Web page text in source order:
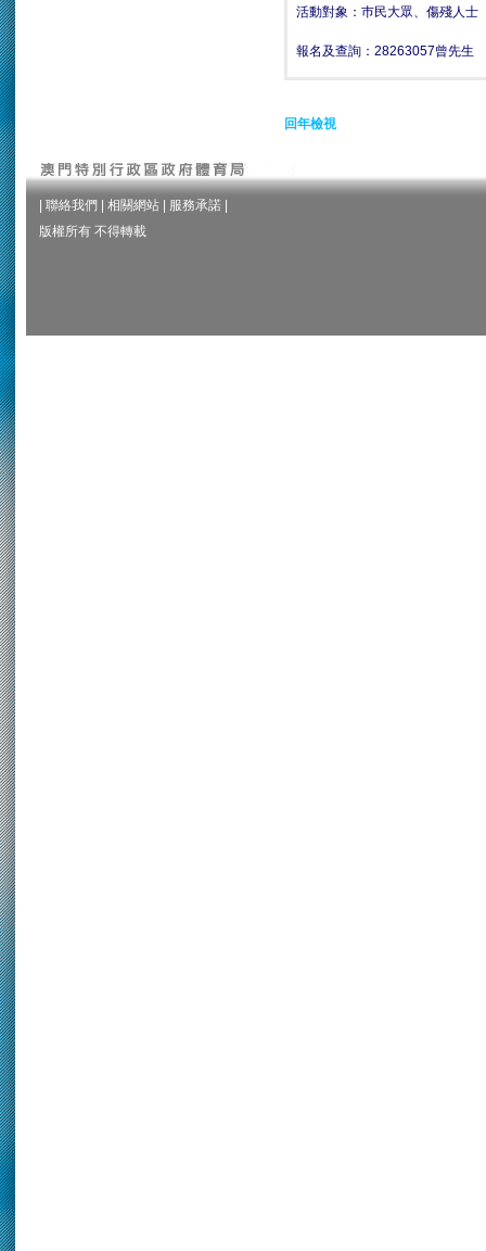
活動對象：巿民大眾、傷殘人士
報名及查詢：28263057曾先生
回年檢視
聯絡我們 相關網站 服務承諾
版權所有 不得轉載